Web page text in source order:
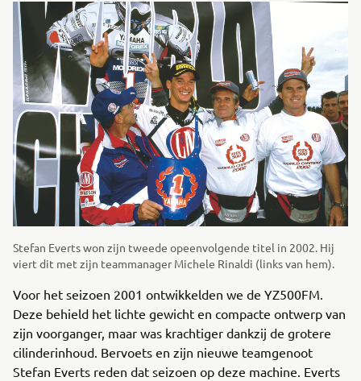
Stefan Everts won zijn tweede opeenvolgende titel in 2002. Hij
viert dit met zijn teammanager Michele Rinaldi (links van hem).
Voor het seizoen 2001 ontwikkelden we de YZ500FM.
Deze behield het lichte gewicht en compacte ontwerp van
zijn voorganger, maar was krachtiger dankzij de grotere
cilinderinhoud. Bervoets en zijn nieuwe teamgenoot
Stefan Everts reden dat seizoen op deze machine. Everts